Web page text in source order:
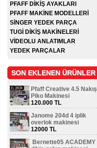
PFAFF DİKİŞ AYAKLARI
PFAFF MAKİNE MODELLERİ
SİNGER YEDEK PARÇA
TUGİ DİKİŞ MAKİNELERİ
VİDEOLU ANLATIMLAR
YEDEK PARÇALAR
SON EKLENEN ÜRÜNLER
Pfaff Creative 4.5 Nakış
Piko Makinesi
120.000 TL
Janome 204d 4 iplik
overlok makinesi
12000 TL
Bernette05 ACADEMY